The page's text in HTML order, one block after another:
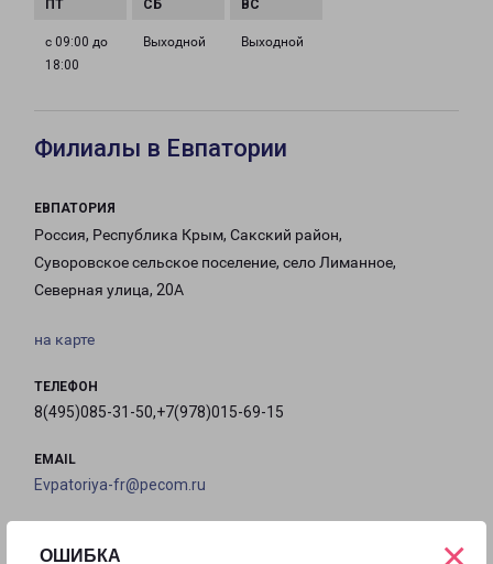
ОШИБКА
с 09:00 до
18:00
Выходной Выходной
Филиалы в Евпатории
ЕВПАТОРИЯ
Россия, Республика Крым, Сакский район,
Суворовское сельское поселение, село Лиманное,
Северная улица, 20А
на карте
ТЕЛЕФОН
8(495)085-31-50,+7(978)015-69-15
EMAIL
Evpatoriya-fr@pecom.ru